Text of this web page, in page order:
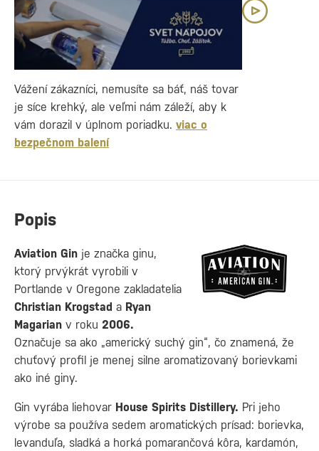
Popis
Aviation Gin je značka ginu,
ktorý prvýkrát vyrobili v
Portlande v Oregone zakladatelia
Christian Krogstad a Ryan
Magarian v roku 2006.
Označuje sa ako „americký suchý gin“, čo znamená, že
chuťový profil je menej silne aromatizovaný borievkami
ako iné giny.
Gin vyrába liehovar House Spirits Distillery. Pri jeho
výrobe sa používa sedem aromatických prísad: borievka,
levanduľa, sladká a horká pomarančová kôra, kardamón,
Vážení zákazníci, nemusíte sa báť, náš tovar
je síce krehký, ale veľmi nám záleží, aby k
vám dorazil v úplnom poriadku. viac o
bezpečnom balení